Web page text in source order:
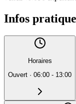
Infos
Horaires
Ouvert · 06:00 - 13:00